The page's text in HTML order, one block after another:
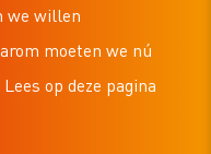
we willen
moeten we nú
op deze pagina